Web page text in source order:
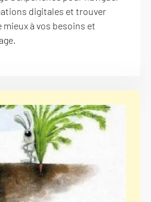
digitales et trouver
à vos besoins et